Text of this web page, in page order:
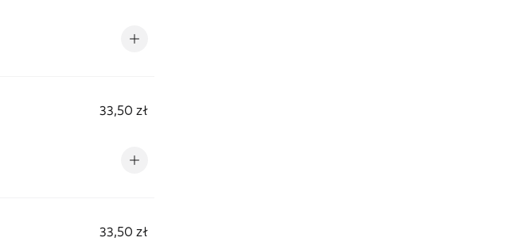
33,50 zł
33,50 zł